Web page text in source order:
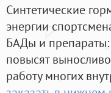
Синтетические
энергии
БАДы и препараты:
повысят
работу многих